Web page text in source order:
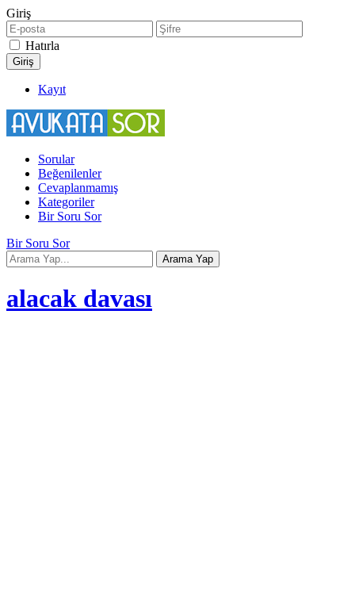
Giriş
Hatırla
Kayıt
Sorular
Beğenilenler
Cevaplanmamış
Kategoriler
Bir Soru Sor
Bir Soru Sor
alacak davası